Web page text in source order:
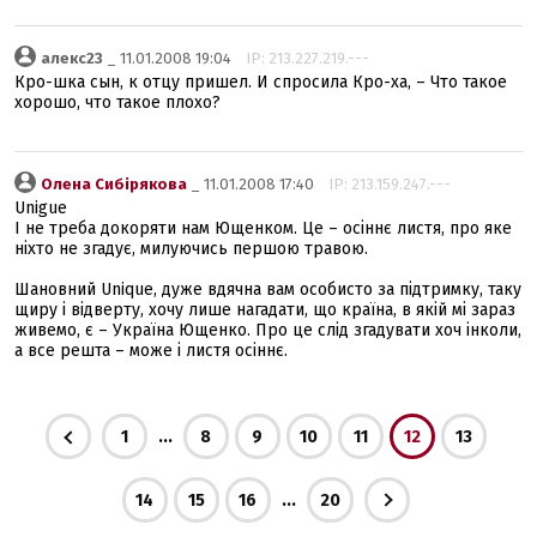
алекс23 _ 11.01.2008 19:04 IP: 213.227.219.---
Кро-шка сын, к отцу пришел. И спросила Кро-ха, – Что такое
хорошо, что такое плохо?
Олена Сибірякова _ 11.01.2008 17:40 IP: 213.159.247.---
Unigue
І не треба докоряти нам Ющенком. Це – осіннє листя, про яке
ніхто не згадує, милуючись першою травою.
Шановний Unique, дуже вдячна вам особисто за підтримку, таку
щиру і відверту, хочу лише нагадати, що країна, в якій мі зараз
живемо, є – Україна Ющенко. Про це слід згадувати хоч інколи,
а все решта – може і листя осіннє.
1 ... 8 9 10 11 12 13
14 15 16 ... 20